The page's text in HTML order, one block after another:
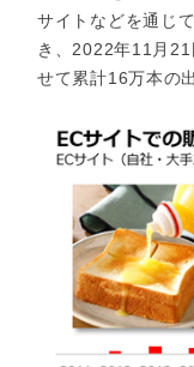
サイトなどを通じ
き、2022年11月
せて累計16万本の